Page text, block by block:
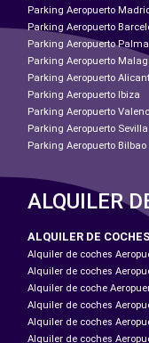
Parking Aeropuerto
Parking Aeropuerto
Parking Aeropuerto
Parking Aeropuerto
Parking Aeropuerto
Parking Aeropuerto Ibiza
Parking Aeropuerto
Parking Aeropuerto Sevilla
Parking Aeropuerto Bilbao
ALQUILER
ALQUILER DE
Alquiler de coches
Alquiler de coches
Alquiler de coche
Alquiler de coches
Alquiler de coches
Alquiler de coches